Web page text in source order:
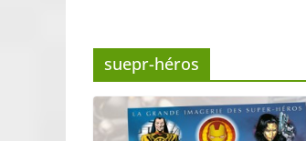
suepr-héros